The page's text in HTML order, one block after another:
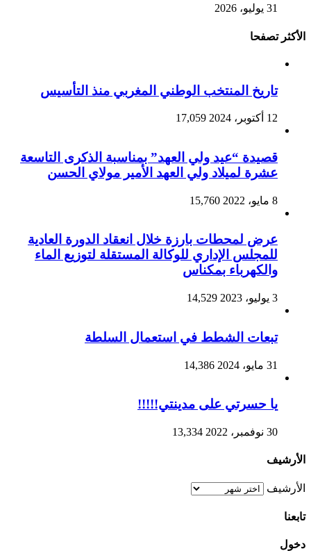
31 يوليو، 2026
الأكثر تصفحا
تاريخ المنتخب الوطني المغربي منذ التأسيس
12 أكتوبر، 2024 17,059
قصيدة “عيد ولي العهد” بمناسبة الذكرى التاسعة
عشرة لميلاد ولي العهد الأمير مولاي الحسن
8 مايو، 2022 15,760
عرض لمحطات بارزة خلال انعقاد الدورة العادية
للمجلس الإداري للوكالة المستقلة لتوزيع الماء
والكهرباء بمكناس
3 يوليو، 2023 14,529
تبعات الشطط في استعمال السلطة
31 مايو، 2024 14,386
يا حسرتي على مدينتي!!!!!
30 نوفمبر، 2022 13,334
الأرشيف
الأرشيف
تابعنا
دخول